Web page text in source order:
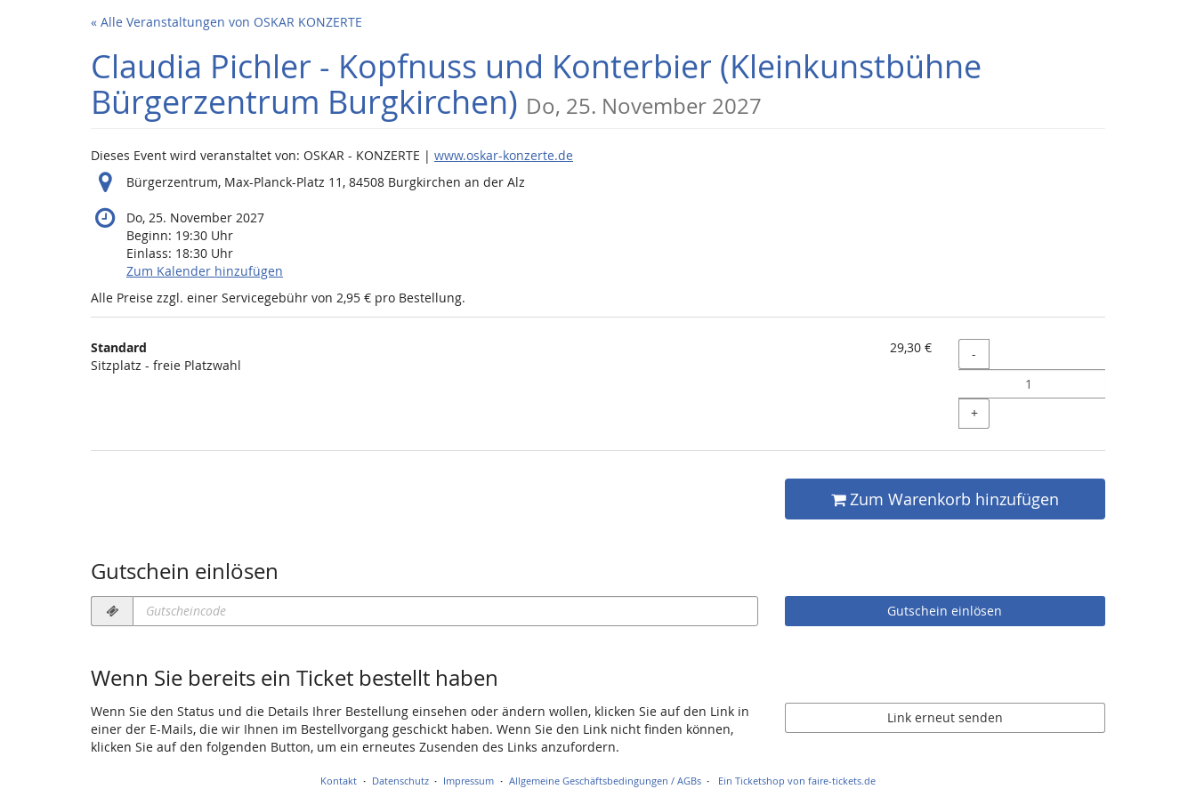
« Alle Veranstaltungen von OSKAR KONZERTE
Claudia Pichler - Kopfnuss und Konterbier (Kleinkunstbühne
Bürgerzentrum Burgkirchen) Do, 25. November 2027
Dieses Event wird veranstaltet von: OSKAR - KONZERTE | www.oskar-konzerte.de
Bürgerzentrum, Max-Planck-Platz 11, 84508 Burgkirchen an der Alz
Do, 25. November 2027
Beginn: 19:30 Uhr
Einlass: 18:30 Uhr
Zum Kalender hinzufügen
Alle Preise zzgl. einer Servicegebühr von 2,95 € pro Bestellung.
Produkte
Unkategorisierte
Standard
Sitzplatz - freie Platzwahl
29,30 € Menge
-
+
Zum Warenkorb hinzufügen
Gutschein einlösen
Gutscheincode
erforderlich
Gutschein einlösen
Wenn Sie bereits ein Ticket bestellt haben
Wenn Sie den Status und die Details Ihrer Bestellung einsehen oder ändern wollen, klicken Sie auf den Link in
einer der E-Mails, die wir Ihnen im Bestellvorgang geschickt haben. Wenn Sie den Link nicht finden können,
klicken Sie auf den folgenden Button, um ein erneutes Zusenden des Links anzufordern.
Link erneut senden
Kontakt Datenschutz Impressum Allgemeine Geschäftsbedingungen / AGBs Ein Ticketshop von faire-tickets.de